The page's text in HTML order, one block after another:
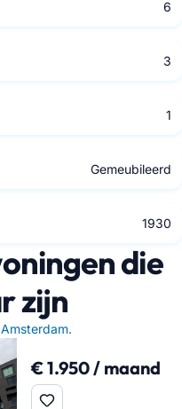
6
3
1
Gemeubileerd
1930
die
zijn
Amsterdam.
€ 1.950 / maand